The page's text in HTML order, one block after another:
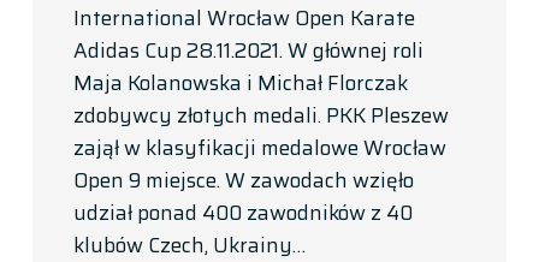
International Wrocław Open Karate
Adidas Cup 28.11.2021. W głównej roli
Maja Kolanowska i Michał Florczak
zdobywcy złotych medali. PKK Pleszew
zajął w klasyfikacji medalowe Wrocław
Open 9 miejsce. W zawodach wzięło
udział ponad 400 zawodników z 40
klubów Czech, Ukrainy…